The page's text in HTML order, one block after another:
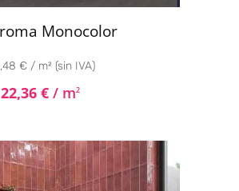
Monocolor
€ / m² (sin IVA)
22,36 € / m2